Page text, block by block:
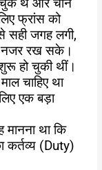
चुके थे और चीन
फ्रांस को
जगह लगी,
नजर रख सके।
हो चुकी थीं।
चाहिए था
एक बड़ा
था कि
कर्तव्य (Duty)